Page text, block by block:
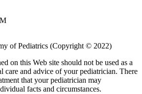
of Pediatrics (Copyright © 2022)
on this Web site should not be used as a
care and advice of your pediatrician. There
that your pediatrician may
facts and circumstances.